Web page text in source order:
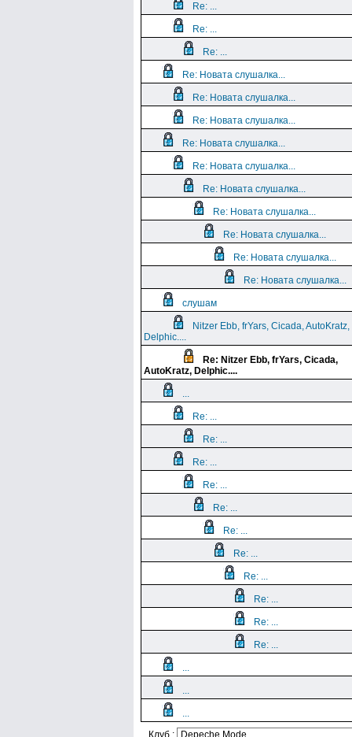
Re: ...
Re: ...
Re: ...
Re: Новата слушалка...
Re: Новата слушалка...
Re: Новата слушалка...
Re: Новата слушалка...
Re: Новата слушалка...
Re: Новата слушалка...
Re: Новата слушалка...
Re: Новата слушалка...
Re: Новата слушалка...
Re: Новата слушалка...
слушам
Nitzer Ebb, frYars, Cicada, AutoKratz,
Delphic....
Re: Nitzer Ebb, frYars, Cicada,
AutoKratz, Delphic....
...
Re: ...
Re: ...
Re: ...
Re: ...
Re: ...
Re: ...
Re: ...
Re: ...
Re: ...
Re: ...
Re: ...
...
...
...
Клуб :